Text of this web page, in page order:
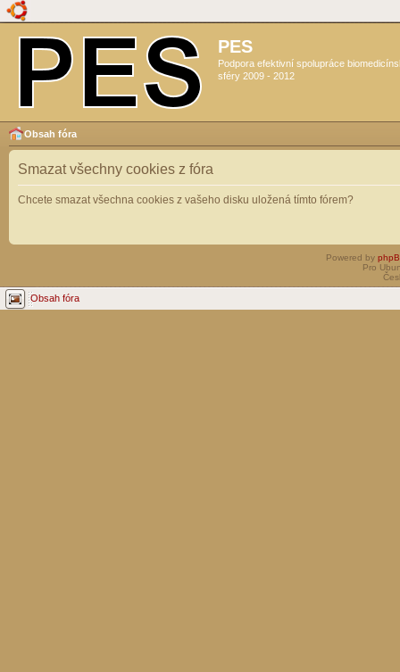
PES
Podpora efektivní spolupráce
sféry 2009 - 2012
Obsah fóra
Smazat všechny cookies z fóra
Chcete smazat všechna cookies z vašeho disku uložená tímto fórem?
Powered by
Pro
Obsah fóra